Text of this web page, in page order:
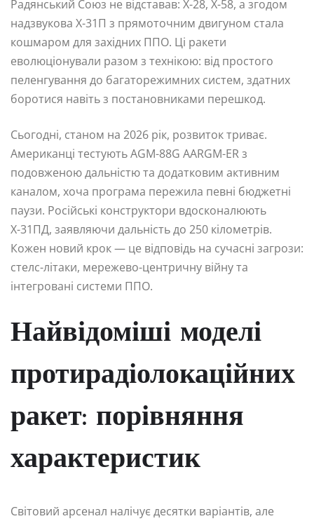
Радянський Союз не відставав: Х-28, Х-58, а згодом
надзвукова Х-31П з прямоточним двигуном стала
кошмаром для західних ППО. Ці ракети
еволюціонували разом з технікою: від простого
пеленгування до багаторежимних систем, здатних
боротися навіть з постановниками перешкод.
Сьогодні, станом на 2026 рік, розвиток триває.
Американці тестують AGM-88G AARGM-ER з
подовженою дальністю та додатковим активним
каналом, хоча програма пережила певні бюджетні
паузи. Російські конструктори вдосконалюють
Х-31ПД, заявляючи дальність до 250 кілометрів.
Кожен новий крок — це відповідь на сучасні загрози:
стелс-літаки, мережево-центричну війну та
інтегровані системи ППО.
Найвідоміші моделі
протирадіолокаційних
ракет: порівняння
характеристик
Світовий арсенал налічує десятки варіантів, але